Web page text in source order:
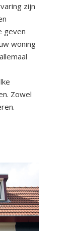
zijn
geven
woning
Zowel